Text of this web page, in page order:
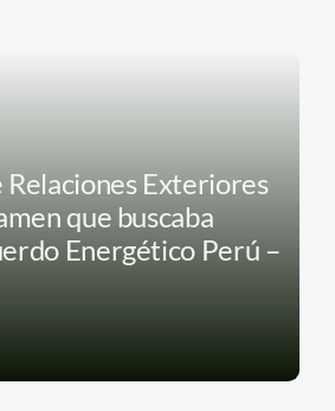
Relaciones Exteriores
que buscaba
Energético Perú –